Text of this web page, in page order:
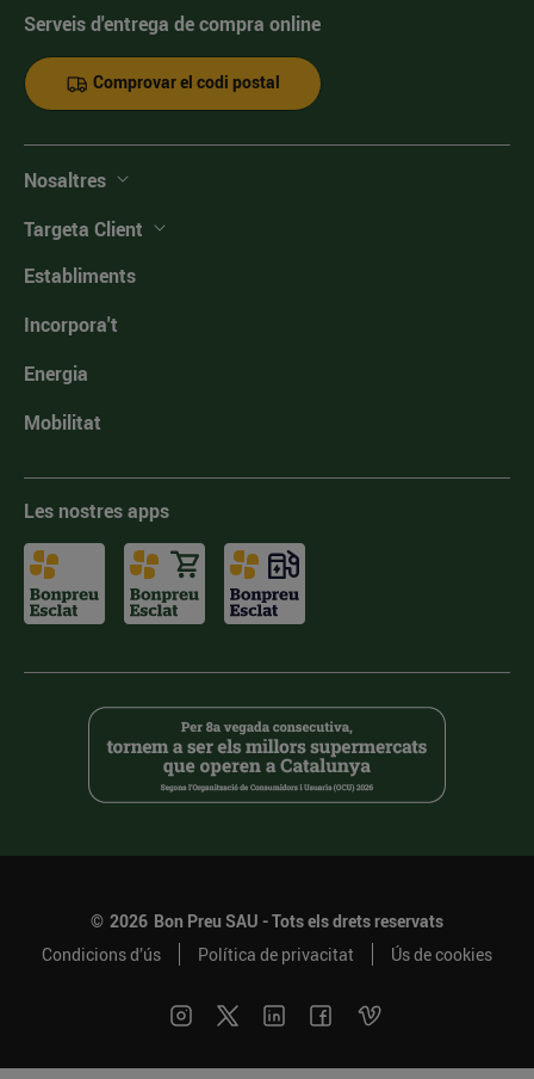
Serveis d'entrega de compra online
Comprovar el codi postal
Nosaltres
Targeta Client
Establiments
Incorpora't
Energia
Mobilitat
Les nostres apps
© 2026 Bon Preu SAU - Tots els drets reservats
Condicions d’ús
Política de privacitat Ús de cookies